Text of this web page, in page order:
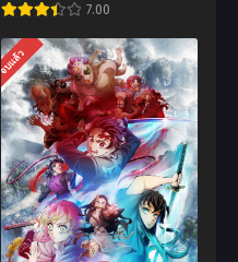
7.00
อ
นิ
เมะ
Dance
In
The
Vampire
Bund
จบแล้ว